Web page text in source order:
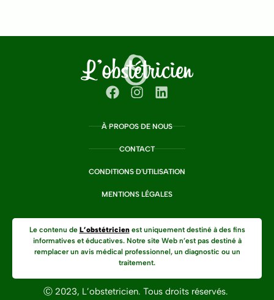
À PROPOS DE NOUS
CONTACT
CONDITIONS D'UTILISATION
MENTIONS LÉGALES
Le contenu de L’obstétricienest uniquement destiné à des fins
informatives et éducatives. Notre site Web n’est pas destiné à
remplacer un avis médical professionnel, un diagnostic ou un
traitement.
Ⓒ 2023, L’obstetricien. Tous droits réservés.